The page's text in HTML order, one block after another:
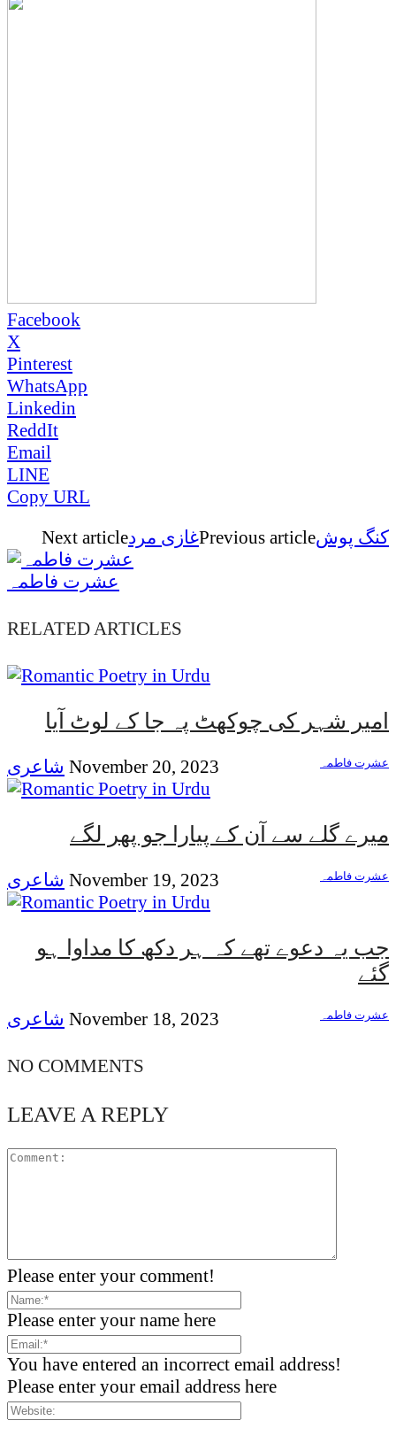
Facebook
X
Pinterest
WhatsApp
Linkedin
ReddIt
Email
LINE
Copy URL
Previous articleکنگ پوش Next articleغازی مرد
عشرت فاطمہ
RELATED ARTICLES
امیر شہر کی چوکھٹ پہ جا کے لوٹ آیا
شاعری عشرت فاطمہ November 20, 2023
میرے گلے سے آن کے پیارا جو پھر لگے
شاعری عشرت فاطمہ November 19, 2023
جب یہ دعوے تھے کہ ہر دکھ کا مداوا ہو
گئے
شاعری عشرت فاطمہ November 18, 2023
NO COMMENTS
LEAVE A REPLY
Please enter your comment!
Please enter your name here
You have entered an incorrect email address!
Please enter your email address here